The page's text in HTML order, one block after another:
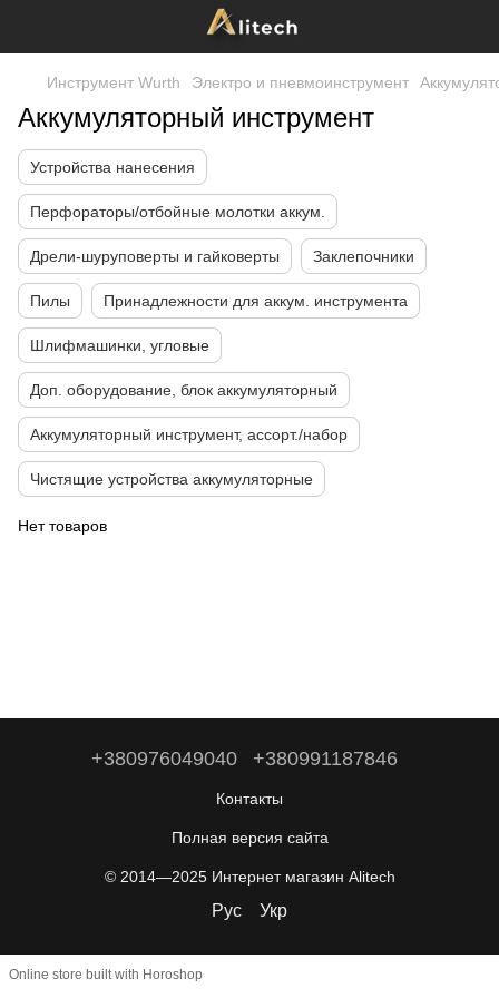
Инструмент Wurth Электро и пневмоинструмент
Аккумуляторный инструмент
Устройства нанесения
Перфораторы/отбойные молотки аккум.
Дрели-шуруповерты и гайковерты Заклепочники
Пилы Принадлежности для аккум. инструмента
Шлифмашинки, угловые
Доп. оборудование, блок аккумуляторный
Аккумуляторный инструмент, ассорт./набор
Чистящие устройства аккумуляторные
Нет товаров
+380976049040 +380991187846
Контакты
Полная версия сайта
© 2014—2025 Интернет магазин Alitech
Рус Укр
Online store built with Horoshop